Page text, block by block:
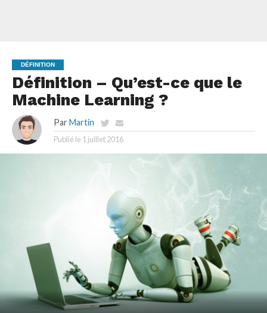
DÉFINITION
Définition – Qu’est-ce que le
Machine Learning ?
Par Martin
Publié le 1 juillet 2016